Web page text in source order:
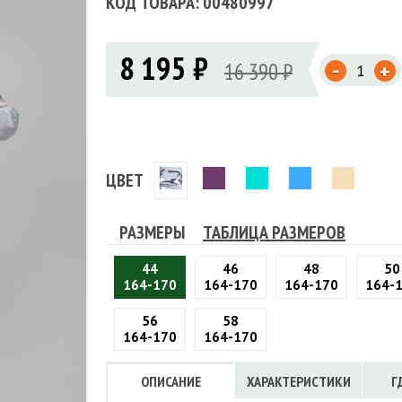
Флисовые брюки
ЖИЛЕТЫ
ТЕРМОБЕЛЬЕ
МЕБЕЛЬ
КОБУРЫ, ЧЕХЛЫ, РЕМНИ
КобурыОбложки, сумкиРемни
8 195 ₽ 16 390 ₽ - +
ЦВЕТ
РАЗМЕРЫ ТАБЛИЦА РАЗМЕРОВ
44
164-170
46
164-170
48
164-170
50
164-
56
164-170
58
164-170
ОПИСАНИЕ ХАРАКТЕРИСТИКИ